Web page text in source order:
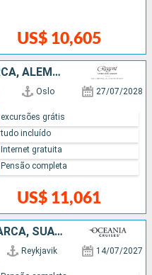
US$ 10,605
NORUEGA, SUÃCIA, DINAMARCA, ALEMANHA, POLÓNIA, LETÔNIA
Oslo 27/07/2028
US$ 11,061
excursões grátis
tudo incluído
Internet gratuita
Pensão completa
NORUEGA, ISLÂNDIA, DINAMARCA, SUÃCIA, ESTÃNIA, HOLANDA, FINLÃNDIA, BÉLGICA, ALEMANHA, FRANCIA, FEROE (ILHAS)
Reykjavik 14/07/2027